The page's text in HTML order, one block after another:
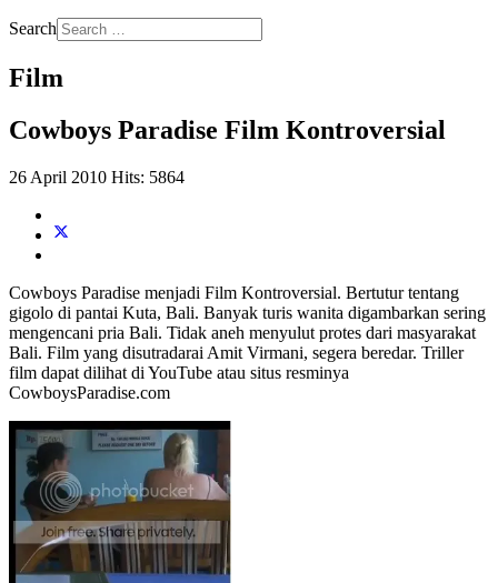
Search
Film
Cowboys Paradise Film Kontroversial
26 April 2010 Hits: 5864
Cowboys Paradise menjadi Film Kontroversial. Bertutur tentang
gigolo di pantai Kuta, Bali. Banyak turis wanita digambarkan sering
mengencani pria Bali. Tidak aneh menyulut protes dari masyarakat
Bali. Film yang disutradarai Amit Virmani, segera beredar. Triller
film dapat dilihat di YouTube atau situs resminya
CowboysParadise.com